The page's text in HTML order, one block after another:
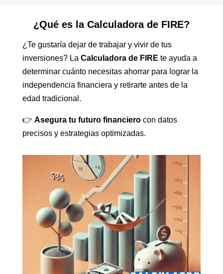
¿Qué es la Calculadora de FIRE?
¿Te gustaría dejar de trabajar y vivir de tus
inversiones? La Calculadora de FIRE te ayuda a
determinar cuánto necesitas ahorrar para lograr la
independencia financiera y retirarte antes de la
edad tradicional.
👉 Asegura tu futuro financierocon datos
precisos y estrategias optimizadas.